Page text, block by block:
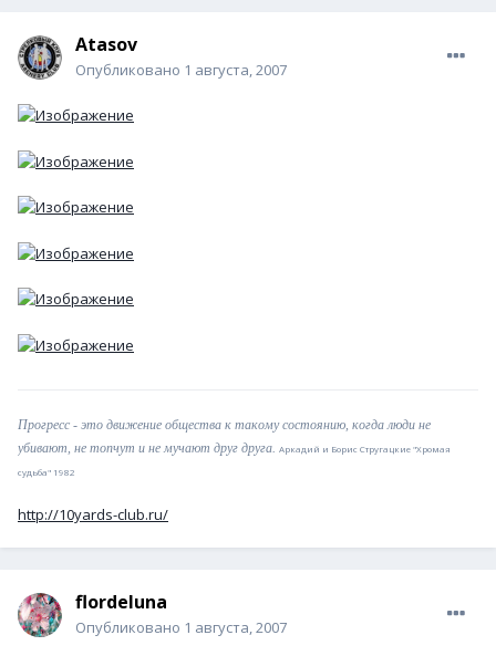
Atasov
Опубликовано 1 августа, 2007
Прогресс - это движение общества к такому состоянию, когда люди не
убивают, не топчут и не мучают друг друга. Аркадий и Борис Стругацкие "Хромая
судьба" 1982
http://10yards-club.ru/
flordeluna
Опубликовано 1 августа, 2007